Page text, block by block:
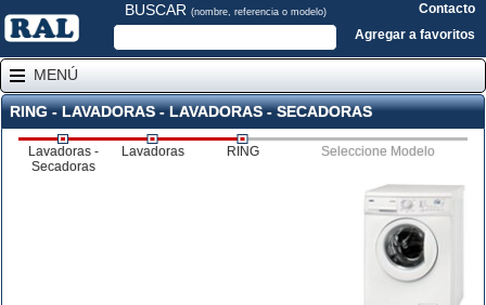
BUSCAR (nombre, referencia o modelo)
Contacto
Agregar a favoritos
MENÚ
RING - LAVADORAS - LAVADORAS - SECADORAS
Lavadoras -
Secadoras
Lavadoras RING Seleccione Modelo